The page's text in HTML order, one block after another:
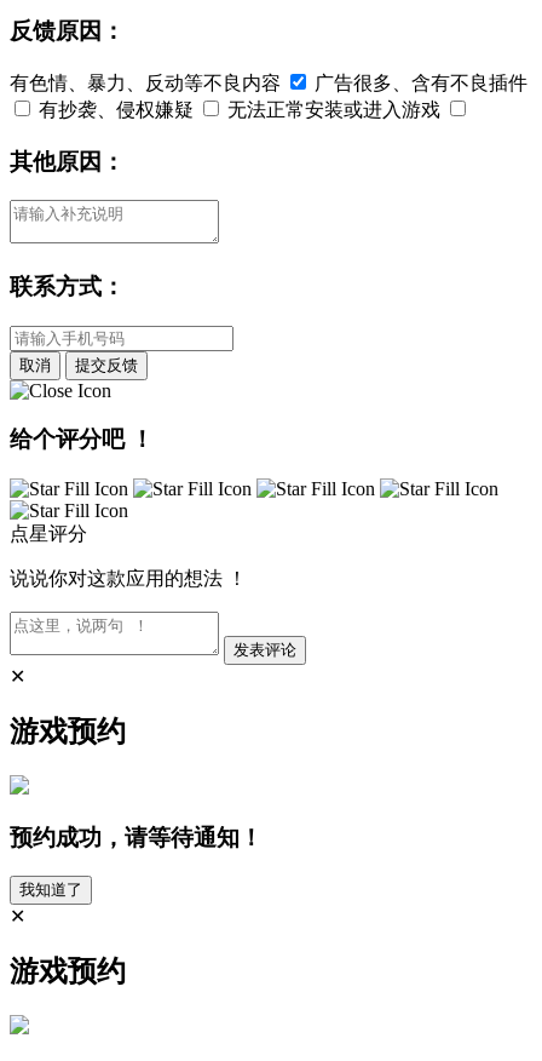
反馈原因：
有色情、暴力、反动等不良内容
广告很多、含有不良插件
有抄袭、侵权嫌疑
无法正常安装或进入游戏
其他原因：
联系方式：
取消 提交反馈
给个评分吧 ！
点星评分
说说你对这款应用的想法 ！
发表评论
✕
游戏预约
预约成功，请等待通知！
我知道了
✕
游戏预约